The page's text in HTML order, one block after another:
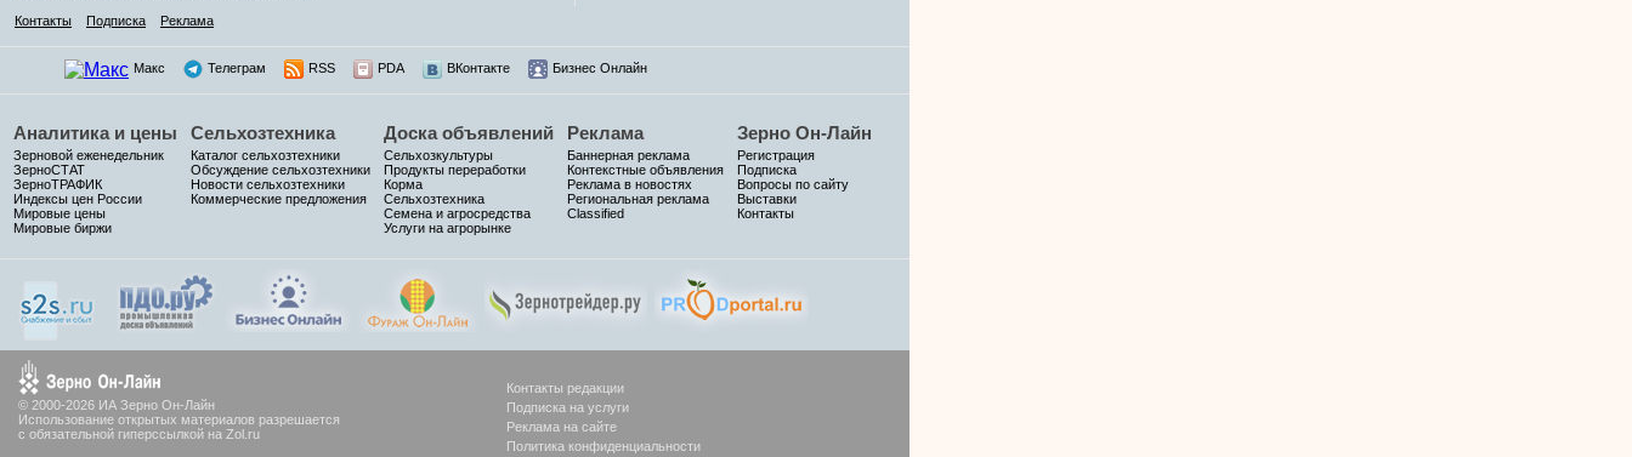
Контакты
Подписка Реклама
Макс Телеграм RSS PDA ВКонтакте Бизнес Онлайн
Аналитика и цены
Зерновой еженедельник
ЗерноСТАТ
ЗерноТРАФИК
Индексы цен России
Мировые цены
Мировые биржи
Сельхозтехника
Каталог сельхозтехники
Обсуждение сельхозтехники
Новости сельхозтехники
Коммерческие предложения
Доска объявлений
Сельхозкультуры
Продукты переработки
Корма
Сельхозтехника
Семена и агросредства
Услуги на агрорынке
Реклама
Баннерная реклама
Контекстные объявления
Реклама в новостях
Региональная реклама
Classified
Зерно Он-Лайн
Регистрация
Подписка
Вопросы по сайту
Выставки
Контакты
© 2000-2026 ИА Зерно Он-Лайн
Использование открытых материалов разрешается
с обязательной гиперссылкой на Zol.ru
Контакты редакции
Подписка на услуги
Реклама на сайте
Политика конфиденциальности